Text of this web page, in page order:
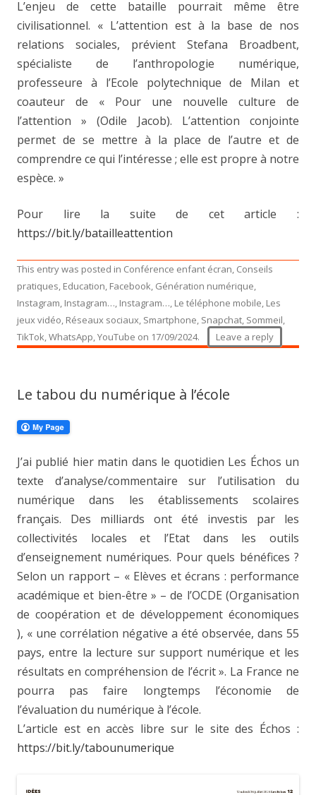
L’enjeu de cette bataille pourrait même être
civilisationnel. « L’attention est à la base de nos
relations sociales, prévient Stefana Broadbent,
spécialiste de l’anthropologie numérique,
professeure à l’Ecole polytechnique de Milan et
coauteur de « Pour une nouvelle culture de
l’attention » (Odile Jacob). L’attention conjointe
permet de se mettre à la place de l’autre et de
comprendre ce qui l’intéresse ; elle est propre à notre
espèce. »
Pour lire la suite de cet article :
https://bit.ly/batailleattention
This entry was posted in Conférence enfant écran, Conseils
pratiques, Education, Facebook, Génération numérique,
Instagram, Instagram…, Instagram…, Le téléphone mobile, Les
jeux vidéo, Réseaux sociaux, Smartphone, Snapchat, Sommeil,
TikTok,WhatsApp,YouTube on 17/09/2024. Leave a reply
Le tabou du numérique à l’école
J’ai publié hier matin dans le quotidien Les Échos un
texte d’analyse/commentaire sur l’utilisation du
numérique dans les établissements scolaires
français. Des milliards ont été investis par les
collectivités locales et l’Etat dans les outils
d’enseignement numériques. Pour quels bénéfices ?
Selon un rapport – « Elèves et écrans : performance
académique et bien-être » – de l’OCDE (Organisation
de coopération et de développement économiques
), « une corrélation négative a été observée, dans 55
pays, entre la lecture sur support numérique et les
résultats en compréhension de l’écrit ». La France ne
pourra pas faire longtemps l’économie de
l’évaluation du numérique à l’école.
L’article est en accès libre sur le site des Échos :
https://bit.ly/tabounumerique